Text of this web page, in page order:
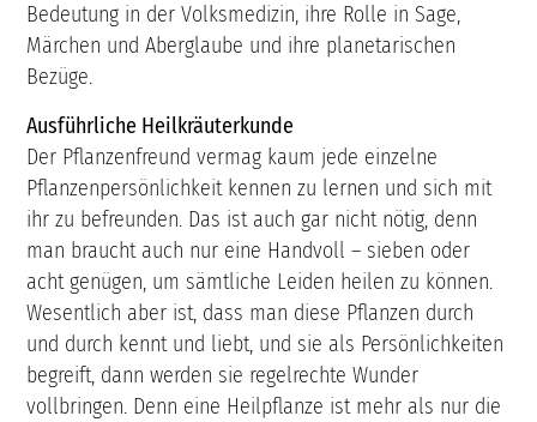
Bedeutung in der Volksmedizin, ihre Rolle in Sage,
Märchen und Aberglaube und ihre planetarischen
Bezüge.
Ausführliche Heilkräuterkunde
Der Pflanzenfreund vermag kaum jede einzelne
Pflanzenpersönlichkeit kennen zu lernen und sich mit
ihr zu befreunden. Das ist auch gar nicht nötig, denn
man braucht auch nur eine Handvoll – sieben oder
acht genügen, um sämtliche Leiden heilen zu können.
Wesentlich aber ist, dass man diese Pflanzen durch
und durch kennt und liebt, und sie als Persönlichkeiten
begreift, dann werden sie regelrechte Wunder
vollbringen. Denn eine Heilpflanze ist mehr als nur die